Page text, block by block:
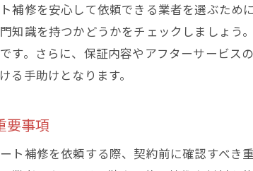
補修を安心して依頼できる業者を選ぶた
知識を持つかどうかをチェックしましょ
す。さらに、保証内容やアフターサービ
る手助けとなります。
要事項
ト補修を依頼する際、契約前に確認すべ